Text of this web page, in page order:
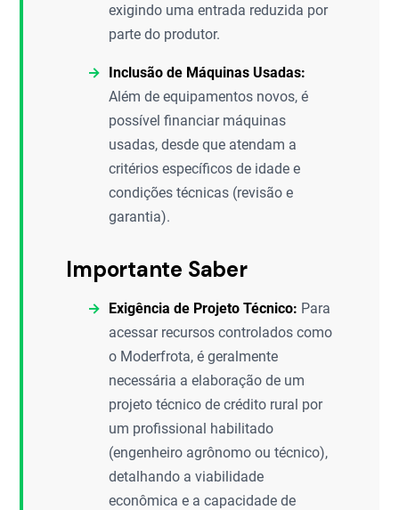
exigindo uma entrada reduzida por
parte do produtor.
Inclusão de Máquinas Usadas:
Além de equipamentos novos, é
possível financiar máquinas
usadas, desde que atendam a
critérios específicos de idade e
condições técnicas (revisão e
garantia).
Importante Saber
Exigência de Projeto Técnico: Para
acessar recursos controlados como
o Moderfrota, é geralmente
necessária a elaboração de um
projeto técnico de crédito rural por
um profissional habilitado
(engenheiro agrônomo ou técnico),
detalhando a viabilidade
econômica e a capacidade de